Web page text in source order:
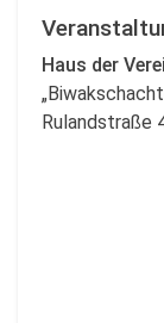
Haus der
Rulandstraße